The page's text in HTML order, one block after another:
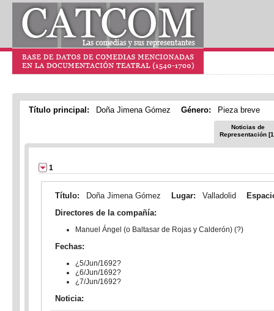
Título principal: Doña Jimena Gómez Género: Pieza breve
Noticias de
Representación
1
Título: Doña Jimena Gómez Lugar: Valladolid
Directores de la compañía:
Manuel Ángel (o Baltasar de Rojas y Calderón) (?)
Fechas:
¿5/Jun/1692?
¿6/Jun/1692?
¿7/Jun/1692?
Noticia: